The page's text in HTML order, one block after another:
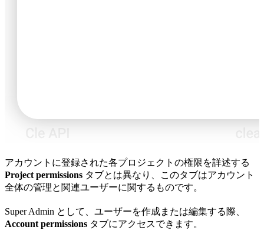
アカウントに登録された各プロジェクトの権限を詳述する
Project permissions タブとは異なり、このタブはアカウント
全体の管理と関連ユーザーに関するものです。
Super Admin として、ユーザーを作成または編集する際、
Account permissions タブにアクセスできます。